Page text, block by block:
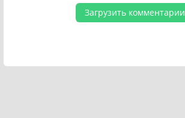
Загрузить комментарии